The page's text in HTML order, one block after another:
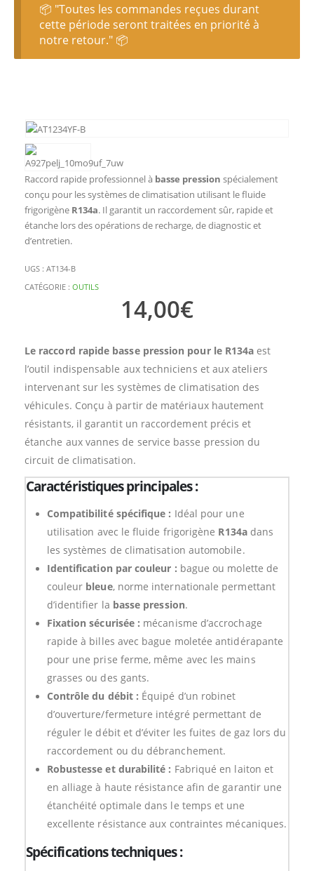
📦 "Toutes les commandes reçues durant
cette période seront traitées en priorité à
notre retour." 📦
Raccord rapide professionnel à basse pression spécialement
conçu pour les systèmes de climatisation utilisant le fluide
frigorigène R134a. Il garantit un raccordement sûr, rapide et
étanche lors des opérations de recharge, de diagnostic et
d’entretien.
UGS : AT134-B
CATÉGORIE : OUTILS
14,00€
Le raccord rapide basse pression pour le R134a est
l’outil indispensable aux techniciens et aux ateliers
intervenant sur les systèmes de climatisation des
véhicules. Conçu à partir de matériaux hautement
résistants, il garantit un raccordement précis et
étanche aux vannes de service basse pression du
circuit de climatisation.
Caractéristiques principales :
Compatibilité spécifique : Idéal pour une
utilisation avec le fluide frigorigène R134adans
les systèmes de climatisation automobile.
Identification par couleur : bague ou molette de
couleur bleue, norme internationale permettant
d’identifier la basse pression.
Fixation sécurisée : mécanisme d’accrochage
rapide à billes avec bague moletée antidérapante
pour une prise ferme, même avec les mains
grasses ou des gants.
Contrôle du débit : Équipé d’un robinet
d’ouverture/fermeture intégré permettant de
réguler le débit et d’éviter les fuites de gaz lors du
raccordement ou du débranchement.
Robustesse et durabilité : Fabriqué en laiton et
en alliage à haute résistance afin de garantir une
étanchéité optimale dans le temps et une
excellente résistance aux contraintes mécaniques.
Spécifications techniques :